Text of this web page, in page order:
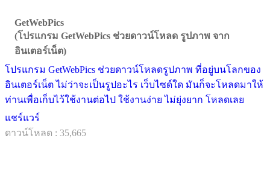
GetWebPics
(โปรแกรม GetWebPics ช่วยดาวน์โหลด รูปภาพ จาก
อินเตอร์เน็ต)
โปรแกรม GetWebPics ช่วยดาวน์โหลดรูปภาพ ที่อยู่บนโลกของ
อินเตอร์เน็ต ไม่ว่าจะเป็นรูปอะไร เว็บไซด์ใด มันก็จะโหลดมาให้
ท่านเพื่อเก็บไว้ใช้งานต่อไป ใช้งานง่าย ไม่ยุ่งยาก โหลดเลย
แชร์แวร์
ดาวน์โหลด : 35,665